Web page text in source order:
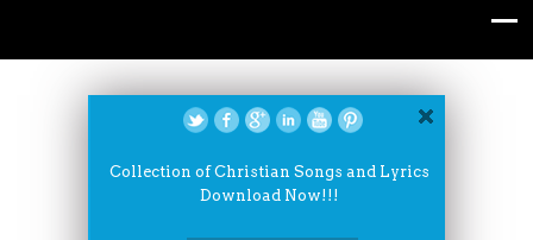
Collection of Christian Songs and Lyrics
Download Now!!!